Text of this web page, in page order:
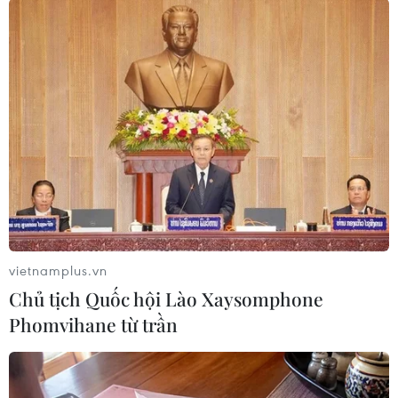
#Cá thể rùa vàng
#Động vật hoang dã
#Rùa núi vàng
#Hạt Kiểm lâm Đồng Nai
Theo dõi VietnamPlus
vietnamplus.vn
Chủ tịch Quốc hội Lào Xaysomphone
Phomvihane từ trần